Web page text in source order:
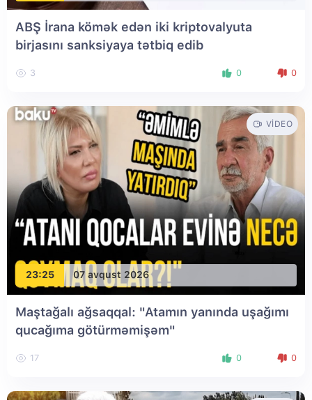
ABŞ İrana kömək edən iki kriptovalyuta
birjasını sanksiyaya tətbiq edib
3 0 0
23:25 07 avqust 2026
VIDEO
Maştağalı ağsaqqal: "Atamın yanında uşağımı
qucağıma götürməmişəm"
17 0 0